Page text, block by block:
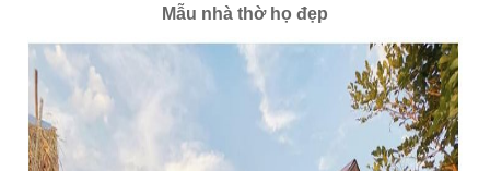
Mẫu nhà thờ họ đẹp